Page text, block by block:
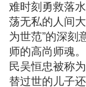
难时刻勇救落
荡无私的人间
为世范”的深刻
师的高尚师魂
民吴恒忠被称
替过世的儿子